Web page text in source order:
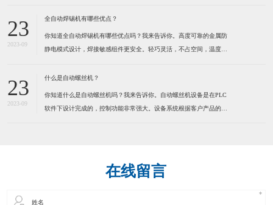
量加些润滑脂，保持通风,干燥。 2、定期清洁自动打螺丝机螺丝
23
2023-09
全自动焊锡机有哪些优点？
你知道全自动焊锡机有哪些优点吗？我来告诉你。高度可靠的金属防
静电模式设计，焊接敏感组件更安全。轻巧灵活，不占空间，温度，
力。为了健康请使用环保型无铅锡线。特别适合各类电子连接器，
23
2023-09
什么是自动螺丝机？
你知道什么是自动螺丝机吗？我来告诉你。自动螺丝机设备是在PLC
软件下设计完成的，控制功能非常强大。设备系统根据客户产品的实
在线留言